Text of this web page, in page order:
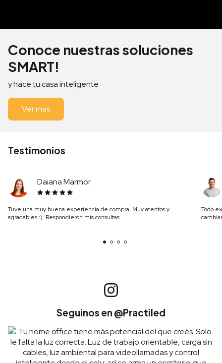
Conoce nuestras soluciones
SMART!
y hace tu casa inteligente
Ver mas
Testimonios
Daiana Marmor
Tuve una muy buena experiencia de compra. Muy atentos y
agradables :). Respondieron mis consultas.
Todo
Seguinos en @Practiled